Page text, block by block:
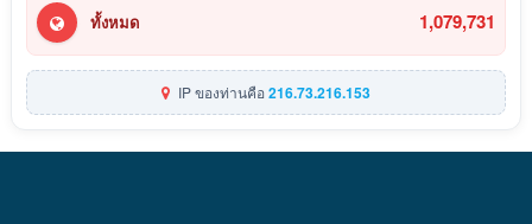
ทั้งหมด 1,079,731
IP ของท่านคือ216.73.216.153